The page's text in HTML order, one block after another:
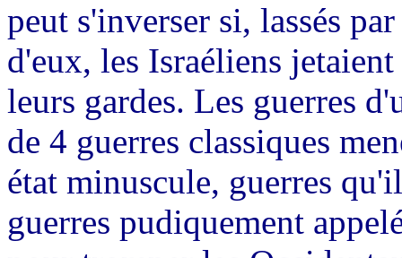
peut s'inverser si, lassés
d'eux, les Israéliens
leurs gardes. Les guerres
de 4 guerres classiques
état minuscule, guerres
guerres pudiquement